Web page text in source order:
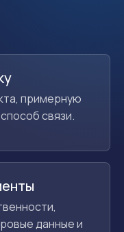
примерную
связи.
данные и